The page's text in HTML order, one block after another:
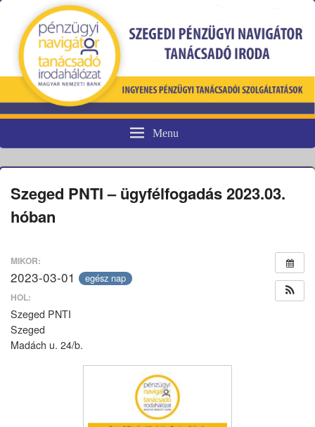
Pénzügyi fogyasztóvédelem
Menu
Szeged PNTI – ügyfélfogadás 2023.03.
hóban
MIKOR:
2023-03-01 egész nap
HOL:
Szeged PNTI
Szeged
Madách u. 24/b.